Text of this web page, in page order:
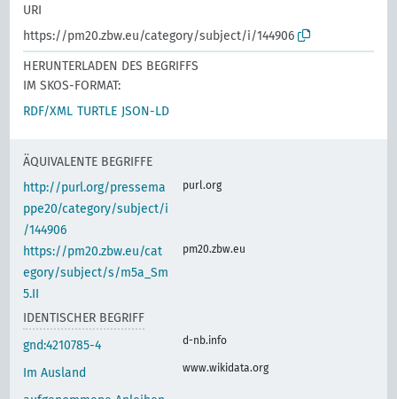
URI
https://pm20.zbw.eu/category/subject/i/144906
HERUNTERLADEN DES BEGRIFFS
IM SKOS-FORMAT:
RDF/XML TURTLE JSON-LD
ÄQUIVALENTE BEGRIFFE
http://purl.org/pressema
ppe20/category/subject/i
/144906
purl.org
https://pm20.zbw.eu/cat
egory/subject/s/m5a_Sm
5.II
pm20.zbw.eu
IDENTISCHER BEGRIFF
gnd:4210785-4
d-nb.info
Im Ausland
www.wikidata.org